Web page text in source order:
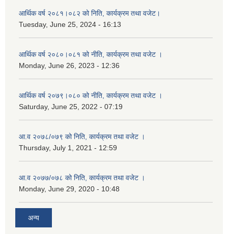
आर्थिक वर्ष २०८१।०८२ को निति, कार्यक्रम तथा वजेट।
Tuesday, June 25, 2024 - 16:13
आर्थिक वर्ष २०८०।०८१ को नीति, कार्यक्रम तथा वजेट ।
Monday, June 26, 2023 - 12:36
आर्थिक वर्ष २०७९।०८० को नीति, कार्यक्रम तथा वजेट ।
Saturday, June 25, 2022 - 07:19
आ.व २०७८/०७९ को निति, कार्यक्रम तथा वजेट ।
Thursday, July 1, 2021 - 12:59
आ.व २०७७/०७८ को निति, कार्यक्रम तथा वजेट ।
Monday, June 29, 2020 - 10:48
अन्य